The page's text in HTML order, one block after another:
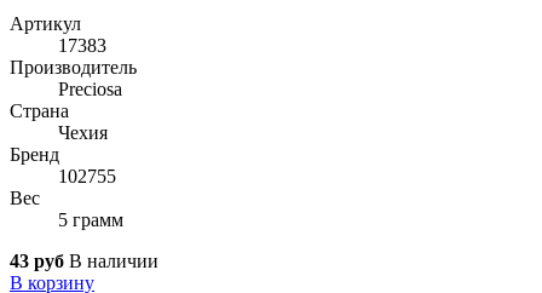
Артикул
17383
Производитель
Preciosa
Страна
Чехия
Бренд
102755
Вес
5 грамм
43 руб В наличии
В корзину